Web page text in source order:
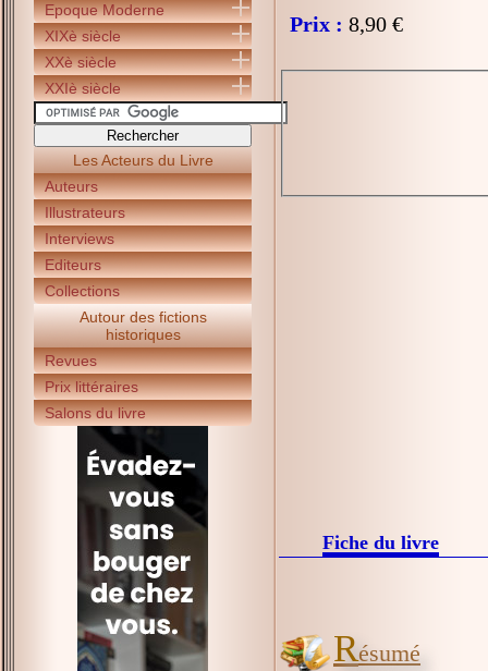
Epoque Moderne
XIXè siècle
XXè siècle
XXIè siècle
Les Acteurs du Livre
Auteurs
Illustrateurs
Interviews
Editeurs
Collections
Autour des fictions
historiques
Revues
Prix littéraires
Salons du livre
Prix : 8,90 €
Fiche du livre
Résumé